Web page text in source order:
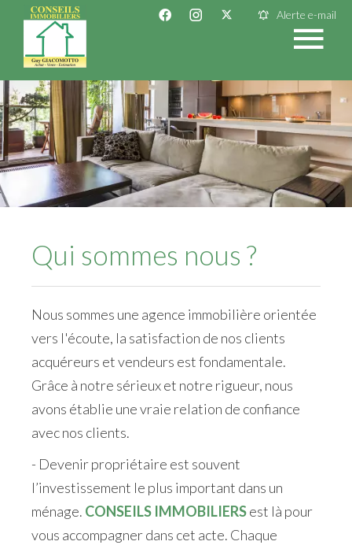
Alerte e-mail
Qui sommes nous ?
Nous sommes une agence immobilière orientée
vers l'écoute, la satisfaction de nos clients
acquéreurs et vendeurs est fondamentale.
Grâce à notre sérieux et notre rigueur, nous
avons établie une vraie relation de confiance
avec nos clients.
- Devenir propriétaire est souvent
l’investissement le plus important dans un
ménage. CONSEILS IMMOBILIERSest là pour
vous accompagner dans cet acte. Chaque